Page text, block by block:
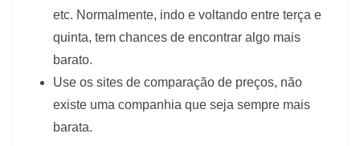
etc. Normalmente, indo e voltando entre terça e
quinta, tem chances de encontrar algo mais
barato.
Use os sites de comparação de preços, não
existe uma companhia que seja sempre mais
barata.